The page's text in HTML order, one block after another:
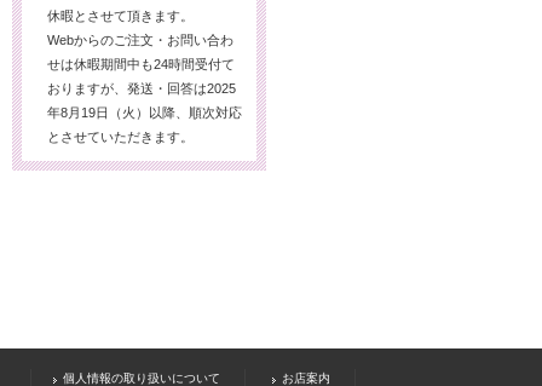
休暇とさせて頂きます。
Webからのご注文・お問い合わ
せは休暇期間中も24時間受付て
おりますが、発送・回答は2025
年8月19日（火）以降、順次対応
とさせていただきます。
個人情報の取り扱いについて お店案内